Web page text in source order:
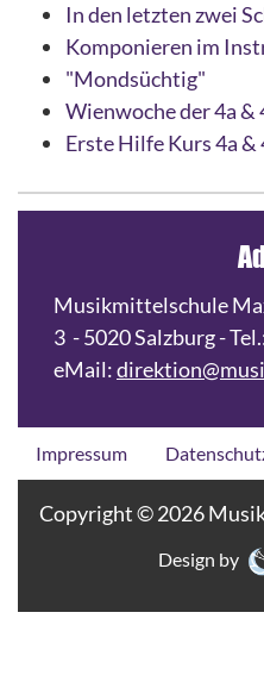
In den letzten zwei
Komponieren im
"Mondsüchtig"
Wienwoche der 4a &
Erste Hilfe Kurs 4a &
Musikmittelschule
3 - 5020 Salzburg -
eMail:
Impressum
Copyright © 2026
Design by